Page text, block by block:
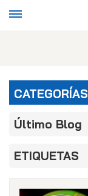
CATEGORÍAS
Último Blog
ETIQUETAS